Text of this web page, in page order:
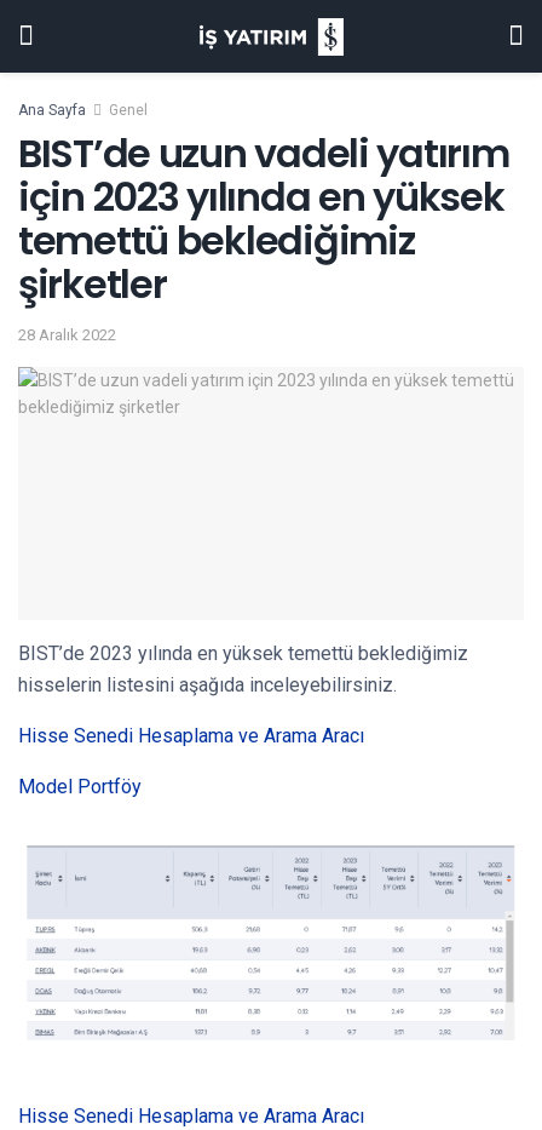
Ana Sayfa Genel
BIST’de uzun vadeli yatırım
için 2023 yılında en yüksek
temettü beklediğimiz
şirketler
28 Aralık 2022
BIST’de 2023 yılında en yüksek temettü beklediğimiz
hisselerin listesini aşağıda inceleyebilirsiniz.
Hisse Senedi Hesaplama ve Arama Aracı
Model Portföy
Hisse Senedi Hesaplama ve Arama Aracı